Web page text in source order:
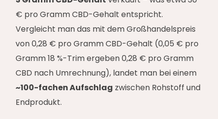
€ pro Gramm CBD-Gehalt entspricht.
Vergleicht man das mit dem Großhandelspreis
von 0,28 € pro Gramm CBD-Gehalt (0,05 € pro
Gramm 18 %-Trim ergeben 0,28 € pro Gramm
CBD nach Umrechnung), landet man bei einem
~100-fachen Aufschlag zwischen Rohstoff und
Endprodukt.